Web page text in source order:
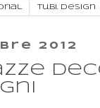
Tu.Bi. Design
2012